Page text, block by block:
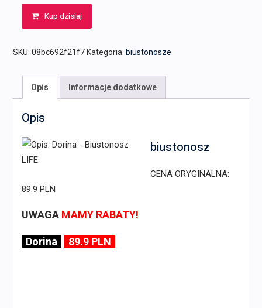
Kup dzisiaj
SKU: 08bc692f21f7 Kategoria: biustonosze
Opis Informacje dodatkowe
Opis
biustonosz
CENA ORYGINALNA:
89.9 PLN
UWAGA MAMY RABATY!
Dorina 89.9 PLN